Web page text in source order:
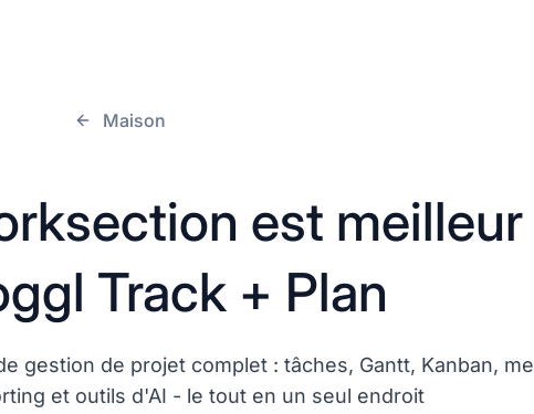
Maison
est meilleur
Track + Plan
gestion de projet complet : tâches, Gantt, Kanban,
et outils d'AI - le tout en un seul endroit